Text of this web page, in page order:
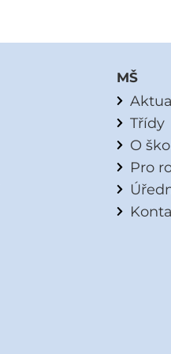
MŠ
Třídy
O
Pro